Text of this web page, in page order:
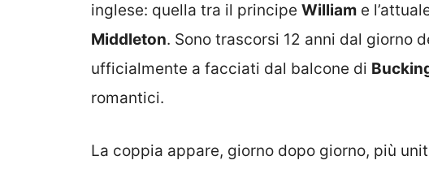
inglese: quella tra il principe William e
Middleton. Sono trascorsi 12 anni dal giorno
ufficialmente a facciati dal balcone di
romantici.
La coppia appare, giorno dopo giorno, più